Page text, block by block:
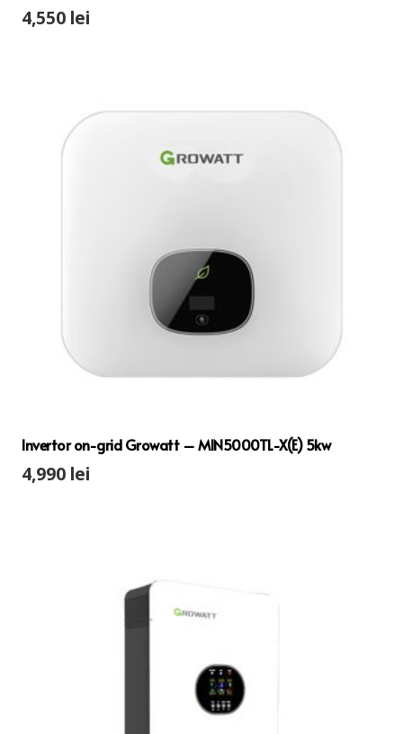
4,550 lei
Invertor on-grid Growatt – MIN5000TL-X(E) 5kw
4,990 lei